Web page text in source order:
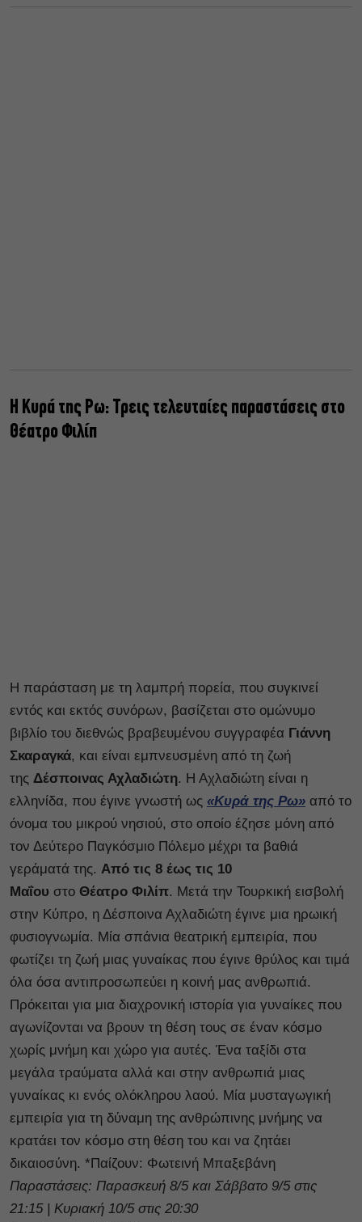
Η Κυρά της Ρω: Τρεις τελευταίες παραστάσεις στο
Θέατρο Φιλίπ
Η παράσταση με τη λαμπρή πορεία, που συγκινεί
εντός και εκτός συνόρων, βασίζεται στο ομώνυμο
βιβλίο του διεθνώς βραβευμένου συγγραφέα Γιάννη
Σκαραγκά, και είναι εμπνευσμένη από τη ζωή
της Δέσποινας Αχλαδιώτη. Η Αχλαδιώτη είναι η
ελληνίδα, που έγινε γνωστή ως «Κυρά της Ρω» από το
όνομα του μικρού νησιού, στο οποίο έζησε μόνη από
τον Δεύτερο Παγκόσμιο Πόλεμο μέχρι τα βαθιά
γεράματά της. Από τις 8 έως τις 10
Μαΐου στο Θέατρο Φιλίπ. Μετά την Τουρκική εισβολή
στην Κύπρο, η Δέσποινα Αχλαδιώτη έγινε μια ηρωική
φυσιογνωμία. Μία σπάνια θεατρική εμπειρία, που
φωτίζει τη ζωή μιας γυναίκας που έγινε θρύλος και τιμά
όλα όσα αντιπροσωπεύει η κοινή μας ανθρωπιά.
Πρόκειται για μια διαχρονική ιστορία για γυναίκες που
αγωνίζονται να βρουν τη θέση τους σε έναν κόσμο
χωρίς μνήμη και χώρο για αυτές. Ένα ταξίδι στα
μεγάλα τραύματα αλλά και στην ανθρωπιά μιας
γυναίκας κι ενός ολόκληρου λαού. Μία μυσταγωγική
εμπειρία για τη δύναμη της ανθρώπινης μνήμης να
κρατάει τον κόσμο στη θέση του και να ζητάει
δικαιοσύνη. *Παίζουν: Φωτεινή Μπαξεβάνη
Παραστάσεις: Παρασκευή 8/5 και Σάββατο 9/5 στις
21:15 | Κυριακή 10/5 στις 20:30